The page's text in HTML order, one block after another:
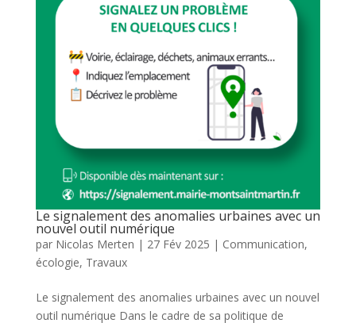
Le signalement des anomalies urbaines avec un
nouvel outil numérique
par Nicolas Merten | 27 Fév 2025 | Communication,
écologie, Travaux
Le signalement des anomalies urbaines avec un nouvel
outil numérique Dans le cadre de sa politique de